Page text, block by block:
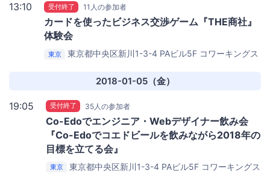
13:10 受付終了 11人の参加者
カードを使ったビジネス交渉ゲーム『THE商社』
体験会
東京 東京都中央区新川1-3-4 PAビル5F コワーキングス
2018-01-05（金）
19:05 受付終了 35人の参加者
Co-Edoでエンジニア・Webデザイナー飲み会
『Co-Edoでコエドビールを飲みながら2018年の
目標を立てる会』
東京 東京都中央区新川1-3-4 PAビル5F コワーキングス